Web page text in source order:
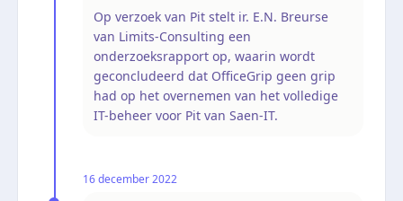
Op verzoek van Pit stelt ir. E.N. Breurse
van Limits-Consulting een
onderzoeksrapport op, waarin wordt
geconcludeerd dat OfficeGrip geen grip
had op het overnemen van het volledige
IT-beheer voor Pit van Saen-IT.
16 december 2022